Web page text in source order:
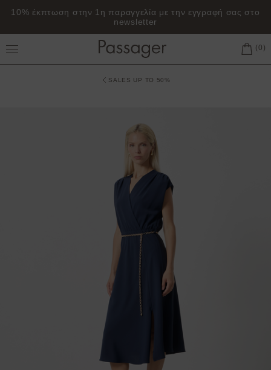
10% έκπτωση στην 1η παραγγελία με την εγγραφή σας στο
newsletter
Toggle Main Menu
SALES UP TO 50%